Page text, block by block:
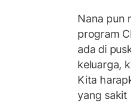
Nana pun
program
ada di
keluarga,
Kita
yang sakit